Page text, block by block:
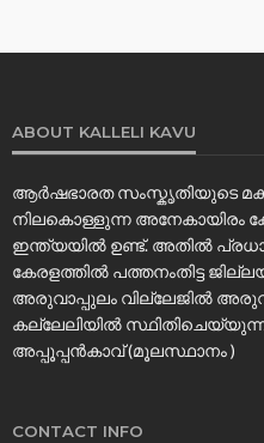
ABOUT KALLELI KAVU
ആർഷഭാരത സംസ്കൃതിയുടെ
നിലകൊള്ളുന്ന അനേകായിരം
ഇന്ത്യയിൽ ഉണ്ട്. അതിൽ
കേരളത്തിൽ പത്തനംതിട്ട
അരുവാപ്പുലം വില്ലേജിൽ
കല്ലേലിയില്‍
അപ്പൂപ്പൻകാവ് (മൂലസ്ഥാനം )
CONTACT INFO